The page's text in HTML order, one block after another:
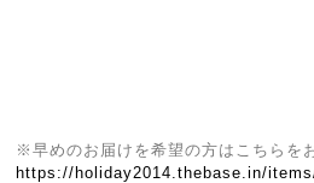
※早めのお届けを希望の方はこちらを
https://holiday2014.thebase.in/